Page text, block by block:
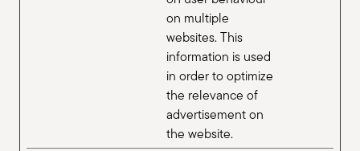
on multiple
websites. This
information is used
in order to optimize
the relevance of
advertisement on
the website.